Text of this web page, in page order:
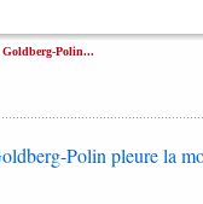
Goldberg-Polin...
Polin pleure la